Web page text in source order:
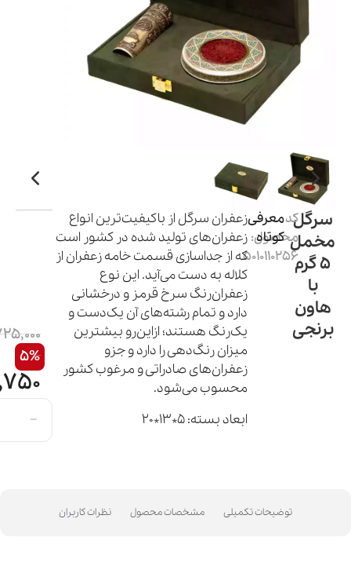
سرگل
مخمل
5 گرم
با
هاون
برنجی
کد
محصول:
5010110256
معرفی
کوتاه
زعفران سرگل از باکیفیت‌ترین انواع
زعفران‌های تولید شده در کشور است
که از جداسازی قسمت خامه زعفران از
کلاله به دست می‌آید. این نوع
زعفران‌رنگ سرخ قرمز و درخشانی
دارد و تمام رشته‌های آن یک‌دست و
یک‌رنگ هستند؛ ازاین‌رو بیشترین
میزان رنگ‌دهی را دارد و جزو
زعفران‌های صادراتی و مرغوب کشور
محسوب می‌شود.
ابعاد بسته: 5*13*20
5%
-
توضیحات تکمیلی مشخصات محصول نظرات کاربران